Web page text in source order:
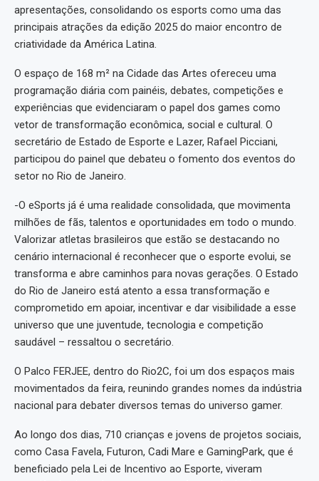
apresentações, consolidando os esports como uma das
principais atrações da edição 2025 do maior encontro de
criatividade da América Latina.
O espaço de 168 m² na Cidade das Artes ofereceu uma
programação diária com painéis, debates, competições e
experiências que evidenciaram o papel dos games como
vetor de transformação econômica, social e cultural. O
secretário de Estado de Esporte e Lazer, Rafael Picciani,
participou do painel que debateu o fomento dos eventos do
setor no Rio de Janeiro.
-O eSports já é uma realidade consolidada, que movimenta
milhões de fãs, talentos e oportunidades em todo o mundo.
Valorizar atletas brasileiros que estão se destacando no
cenário internacional é reconhecer que o esporte evolui, se
transforma e abre caminhos para novas gerações. O Estado
do Rio de Janeiro está atento a essa transformação e
comprometido em apoiar, incentivar e dar visibilidade a esse
universo que une juventude, tecnologia e competição
saudável – ressaltou o secretário.
O Palco FERJEE, dentro do Rio2C, foi um dos espaços mais
movimentados da feira, reunindo grandes nomes da indústria
nacional para debater diversos temas do universo gamer.
Ao longo dos dias, 710 crianças e jovens de projetos sociais,
como Casa Favela, Futuron, Cadi Mare e GamingPark, que é
beneficiado pela Lei de Incentivo ao Esporte, viveram